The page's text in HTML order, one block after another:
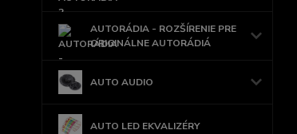
AUTORÁDIA - ROZŠÍRENIE PRE
ORIGINÁLNE AUTORÁDIÁ
AUTO AUDIO
AUTO LED EKVALIZÉRY